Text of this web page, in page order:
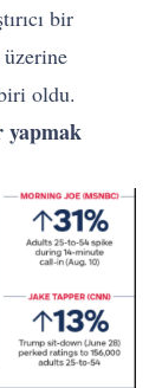
bir
oldu.
yapmak